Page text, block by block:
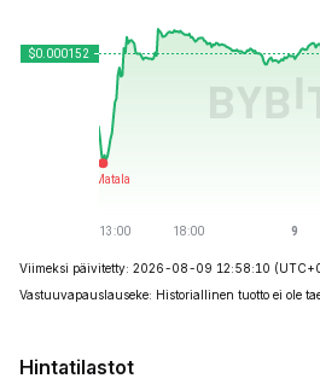
Viimeksi päivitetty: 2026-08-09 12:58:10
Vastuuvapauslauseke: Historiallinen tuotto ei ole
Hintatilastot